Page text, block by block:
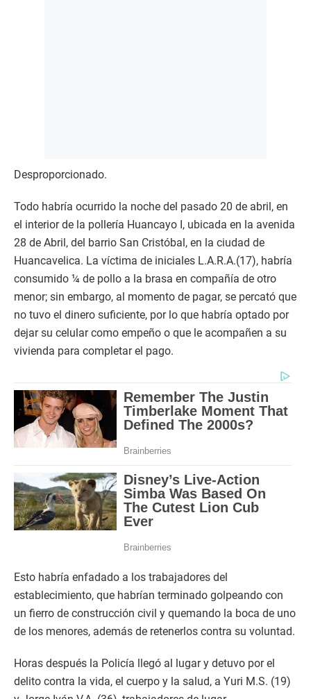
Desproporcionado.
Todo habría ocurrido la noche del pasado 20 de abril, en
el interior de la pollería Huancayo I, ubicada en la avenida
28 de Abril, del barrio San Cristóbal, en la ciudad de
Huancavelica. La víctima de iniciales L.A.R.A.(17), habría
consumido ¼ de pollo a la brasa en compañía de otro
menor; sin embargo, al momento de pagar, se percató que
no tuvo el dinero suficiente, por lo que habría optado por
dejar su celular como empeño o que le acompañen a su
vivienda para completar el pago.
Esto habría enfadado a los trabajadores del
establecimiento, que habrían terminado golpeando con
un fierro de construcción civil y quemando la boca de uno
de los menores, además de retenerlos contra su voluntad.
Horas después la Policía llegó al lugar y detuvo por el
delito contra la vida, el cuerpo y la salud, a Yuri M.S. (19)